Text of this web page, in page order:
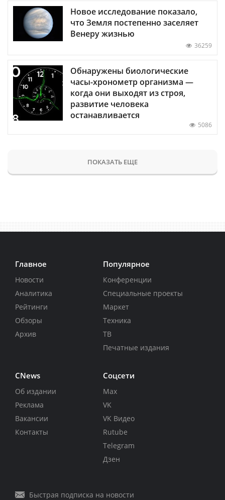
Новое исследование показало,
что Земля постепенно заселяет
Венеру жизнью
36259
Обнаружены биологические
часы-хронометр организма —
когда они выходят из строя,
развитие человека
останавливается
5086
ПОКАЗАТЬ ЕЩЕ
Главное
Новости
Аналитика
Рейтинги
Обзоры
Архив
Популярное
Конференции
Специальные проекты
Маркет
Техника
ТВ
Печатные издания
CNews
Об издании
Реклама
Вакансии
Контакты
Соцсети
Max
VK
VK Видео
Rutube
Telegram
Дзен
Быстрая подписка на новости